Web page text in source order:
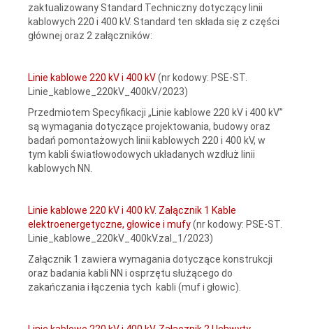
zaktualizowany Standard Techniczny dotyczący linii
kablowych 220 i 400 kV. Standard ten składa się z części
głównej oraz 2 załączników:
Linie kablowe 220 kV i 400 kV(nr kodowy: PSE-ST.
Linie_kablowe_220kV_400kV/2023)
Przedmiotem Specyfikacji „Linie kablowe 220 kV i 400 kV”
są wymagania dotyczące projektowania, budowy oraz
badań pomontażowych linii kablowych 220 i 400 kV, w
tym kabli światłowodowych układanych wzdłuż linii
kablowych NN.
Linie kablowe 220 kV i 400 kV. Załącznik 1 Kable
elektroenergetyczne, głowice i mufy(nr kodowy: PSE-ST.
Linie_kablowe_220kV_400kV.zal_1/2023)
Załącznik 1 zawiera wymagania dotyczące konstrukcji
oraz badania kabli NN i osprzętu służącego do
zakańczania i łączenia tych kabli (muf i głowic).